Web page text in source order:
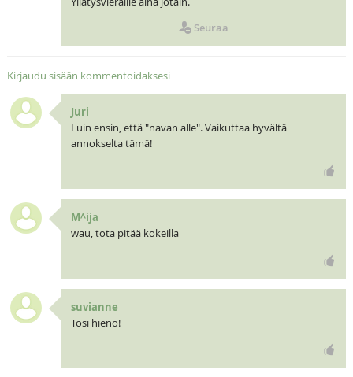
Seuraa
Kirjaudu sisään kommentoidaksesi
Juri
Luin ensin, että "navan alle". Vaikuttaa hyvältä
annokselta tämä!
M^ija
wau, tota pitää kokeilla
suvianne
Tosi hieno!